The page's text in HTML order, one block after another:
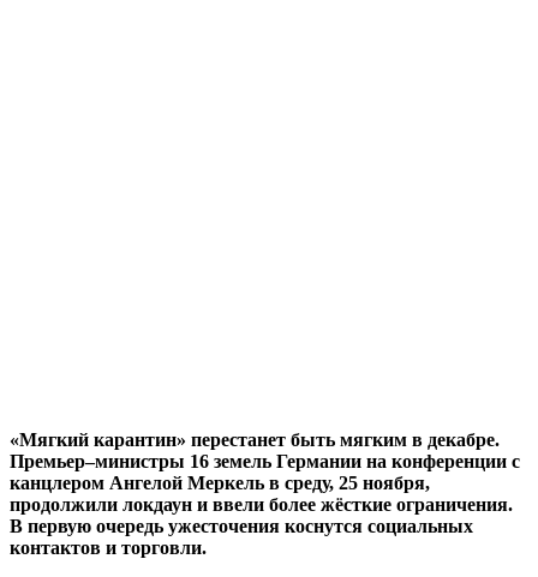
«Мягкий карантин» перестанет быть мягким в декабре.
Премьер–министры 16 земель Германии на конференции с
канцлером Ангелой Меркель в среду, 25 ноября,
продолжили локдаун и ввели более жёсткие ограничения.
В первую очередь ужесточения коснутся социальных
контактов и торговли.